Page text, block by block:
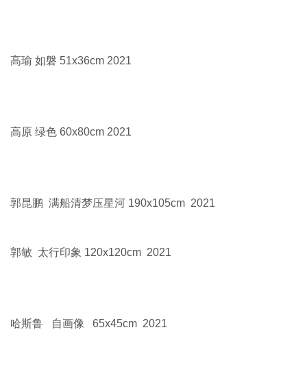
高瑜 如磐 51x36cm 2021
高原 绿色 60x80cm 2021
郭昆鹏 满船清梦压星河 190x105cm 2021
郭敏 太行印象 120x120cm 2021
哈斯鲁 自画像 65x45cm 2021